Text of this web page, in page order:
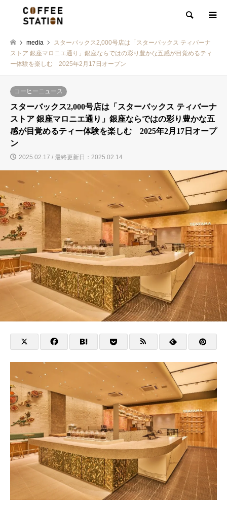
検索
media
スターバックス2,000号店は「スターバックス ティバーナ
ストア 銀座マロニエ通り」銀座ならではの彩り豊かな五感が目覚めるティ
ー体験を楽しむ 2025年2月17日オープン
コーヒーニュース
スターバックス2,000号店は「スターバックス ティバーナ
ストア 銀座マロニエ通り」銀座ならではの彩り豊かな五
感が目覚めるティー体験を楽しむ 2025年2月17日オープ
ン
2025.02.17 / 最終更新日：2025.02.14